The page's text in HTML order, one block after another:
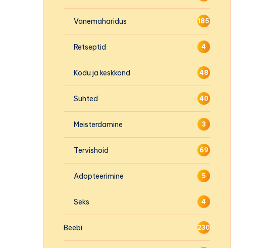
Vanemaharidus 185
Retseptid 4
Kodu ja keskkond 48
Suhted 40
Meisterdamine 3
Tervishoid 69
Adopteerimine 5
Seks 4
Beebi 230